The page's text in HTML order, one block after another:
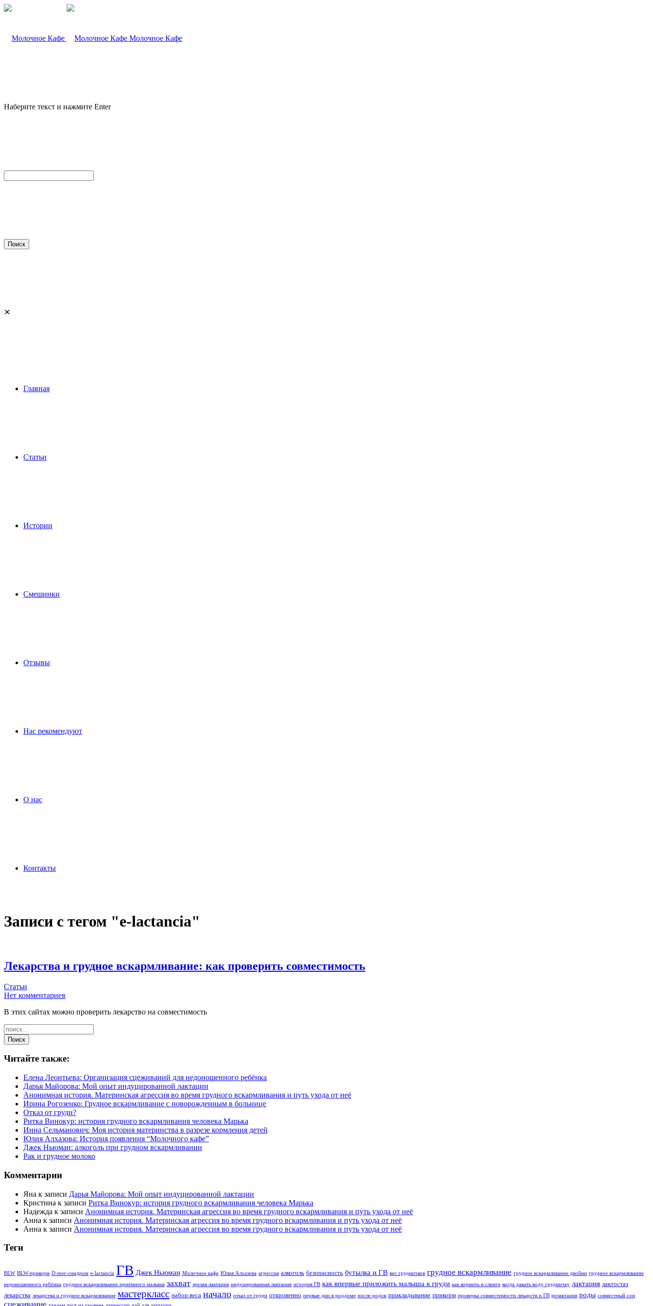
Молочное Кафе
Наберите текст и нажмите Enter
✕
Главная
Статьи
Истории
Смешинки
Отзывы
Нас рекомендуют
О нас
Контакты
Записи с тегом "e-lactancia"
Лекарства и грудное вскармливание: как проверить совместимость
Статьи
Нет комментариев
В этих сайтах можно проверить лекарство на совместимость
Читайте также:
Елена Леонтьева: Организация сцеживаний для недоношенного ребёнка
Дарья Майорова: Мой опыт индуцированной лактации
Анонимная история. Материнская агрессия во время грудного вскармливания и путь ухода от неё
Ирина Рогозенко: Грудное вскармливание с новорожденным в больнице
Отказ от груди?
Ритка Винокур: история грудного вскармливания человека Марька
Инна Сельманович: Моя история материнства в разрезе кормления детей
Юлия Алхазова: История появления “Молочного кафе”
Джек Ньюман: алкоголь при грудном вскармливании
Рак и грудное молоко
Комментарии
Яна к записи Дарья Майорова: Мой опыт индуцированной лактации
Кристина к записи Ритка Винокур: история грудного вскармливания человека Марька
Надежда к записи Анонимная история. Материнская агрессия во время грудного вскармливания и путь ухода от неё
Анна к записи Анонимная история. Материнская агрессия во время грудного вскармливания и путь ухода от неё
Анна к записи Анонимная история. Материнская агрессия во время грудного вскармливания и путь ухода от неё
Теги
BLW BLW-прикорм D-mer-синдром e-lactancia ГВ Джек Ньюман Молочное кафе Юлия Алхазова агрессия алкоголь безопасность бутылка и ГВ вес грудничков грудное вскармливание грудное вскармливание двойни грудное вскармливание
недоношенного ребёнка грудное вскармливание приёмного малыша захват зрелая лактация индуцированная лактация история ГВ как впервые приложить малыша к груди как кормить в слинге когда давать воду грудничку лактация лактостаз
лекарства лекарства и грудное вскармливание мастеркласс набор веса начало отказ от груди откровенно первые дни в роддоме после родов прикладывание прикорм проверка совместимости лекарств и ГВ релактация роды совместный сон